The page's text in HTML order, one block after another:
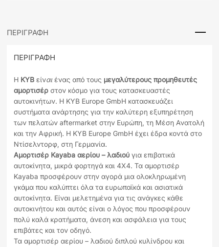
ΠΕΡΙΓΡΑΦΉ
ΠΕΡΙΓΡΑΦΉ
Η KYB είναι ένας από τους μεγαλύτερους προμηθευτές
αμορτισέρ στον κόσμο για τους κατασκευαστές
αυτοκινήτων. Η KYB Europe GmbH κατασκευάζει
συστήματα ανάρτησης για την καλύτερη εξυπηρέτηση
των πελατών aftermarket στην Ευρώπη, τη Μέση Ανατολή
και την Αφρική. Η KYB Europe GmbH έχει έδρα κοντά στο
Ντίσελντορφ, στη Γερμανία.
Αμορτισέρ Kayaba αερίου – λαδιού για επιβατικά
αυτοκίνητα, μικρά φορτηγά και 4Χ4. Τα αμορτισέρ
Kayaba προσφέρουν στην αγορά μια ολοκληρωμένη
γκάμα που καλύπτει όλα τα ευρωπαϊκά και ασιατικά
αυτοκίνητα. Είναι μελετημένα για τις ανάγκες κάθε
αυτοκινήτου και αυτός είναι ο λόγος που προσφέρουν
πολύ καλά κρατήματα, άνεση και ασφάλεια για τους
επιβάτες και τον οδηγό.
Τα αμορτισέρ αερίου – λαδιού διπλού κυλίνδρου και